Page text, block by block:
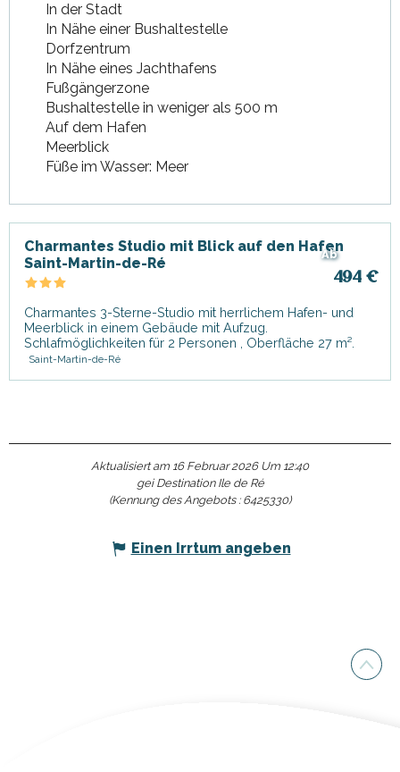
In der Stadt
In Nähe einer Bushaltestelle
Dorfzentrum
In Nähe eines Jachthafens
Fußgängerzone
Bushaltestelle in weniger als 500 m
Auf dem Hafen
Meerblick
Füße im Wasser: Meer
Ab
494 €
Charmantes Studio mit Blick auf den Hafen
Saint-Martin-de-Ré
Charmantes 3-Sterne-Studio mit herrlichem Hafen- und
Meerblick in einem Gebäude mit Aufzug.
Schlafmöglichkeiten für 2 Personen , Oberfläche 27 m².
Saint-Martin-de-Ré
Aktualisiert am 16 Februar 2026 Um 12:40
gei Destination Ile de Ré
(Kennung des Angebots : 6425330)
Einen Irrtum angeben